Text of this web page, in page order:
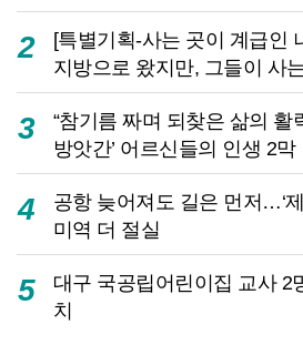
2
[특별기획-사는 곳이 계급인
지방으로 왔지만, 그들이 사
3
“참기름 짜며 되찾은 삶의 활
방앗간’ 어르신들의 인생 2막
4
공항 늦어져도 길은 먼저…‘
미역 더 절실
5
대구 국공립어린이집 교사 2
치